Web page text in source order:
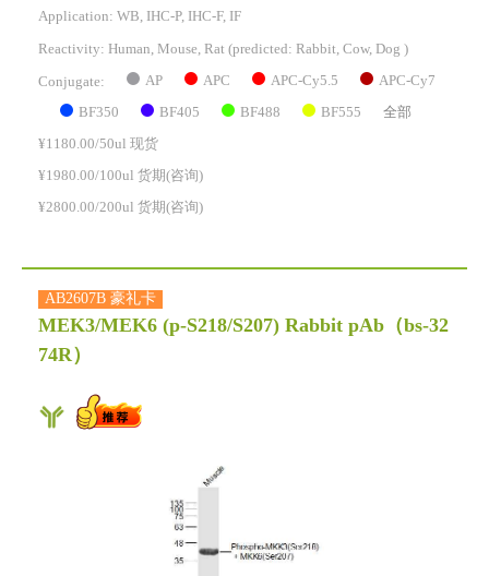
Application: WB, IHC-P, IHC-F, IF
Reactivity: Human, Mouse, Rat (predicted: Rabbit, Cow, Dog )
Conjugate: AP APC APC-Cy5.5 APC-Cy7
BF350 BF405 BF488 BF555 全部
¥1180.00/50ul 现货
¥1980.00/100ul 货期(咨询)
¥2800.00/200ul 货期(咨询)
AB2607B 豪礼卡
MEK3/MEK6 (p-S218/S207) Rabbit pAb （bs-32
74R）